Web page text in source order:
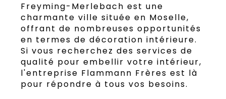
Freyming-Merlebach est une
charmante ville située en Moselle,
offrant de nombreuses opportunités
en termes de décoration intérieure.
Si vous recherchez des services de
qualité pour embellir votre intérieur,
l'entreprise Flammann Frères est là
pour répondre à tous vos besoins.